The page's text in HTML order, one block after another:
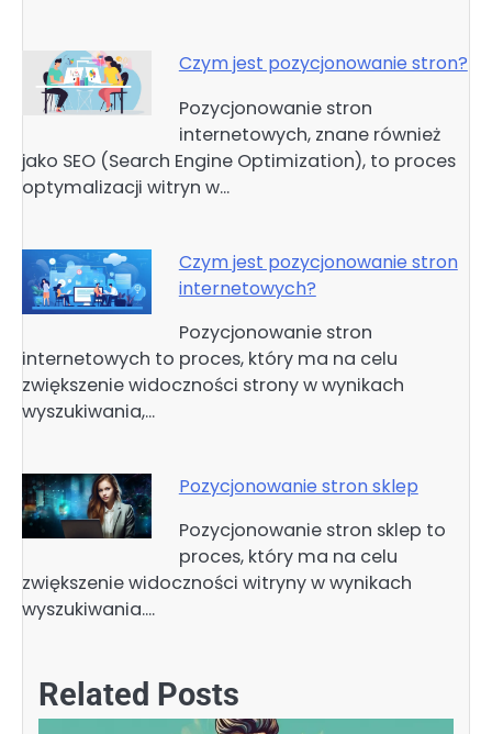
Czym jest pozycjonowanie stron?
Pozycjonowanie stron
internetowych, znane również
jako SEO (Search Engine Optimization), to proces
optymalizacji witryn w…
Czym jest pozycjonowanie stron
internetowych?
Pozycjonowanie stron
internetowych to proces, który ma na celu
zwiększenie widoczności strony w wynikach
wyszukiwania,…
Pozycjonowanie stron sklep
Pozycjonowanie stron sklep to
proces, który ma na celu
zwiększenie widoczności witryny w wynikach
wyszukiwania.…
Related Posts